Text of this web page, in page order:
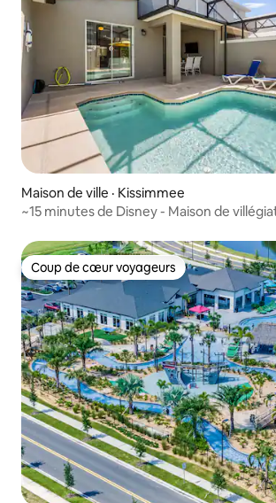
Maison de ville · Kissimmee
~15 minutes de Disney - Maison de
Coup de cœur voyageurs
Coup de cœur voyageurs